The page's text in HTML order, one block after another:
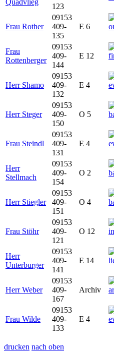
Quadvlieg
123
Frau Rother
09153
409-
135
E 6
Frau
Rottenberger
09153
409-
144
E 12
Herr Shamo
09153
409-
132
E 4
Herr Steger
09153
409-
150
O 5
Frau Steindl
09153
409-
131
E 4
Herr
Stellmach
09153
409-
154
O 2
Herr Stiegler
09153
409-
151
O 4
Frau Stöhr
09153
409-
121
O 12
Herr
Unterburger
09153
409-
141
E 14
Herr Weber
09153
409-
167
Archiv
Frau Wilde
09153
409-
133
E 4
drucken nach oben